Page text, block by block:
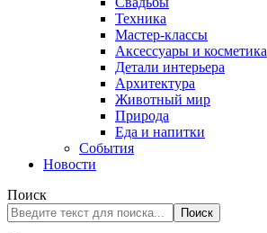
Техника
Мастер-классы
Аксессуары и косметика
Детали интерьера
Архитектура
Животный мир
Природа
Еда и напитки
События
Новости
Поиск
Поиск